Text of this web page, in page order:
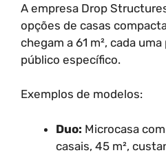
A empresa Drop
opções de casas
chegam a 61 m², cada
público específico.
Exemplos de modelos:
Duo: Microcasa
casais, 45 m²,